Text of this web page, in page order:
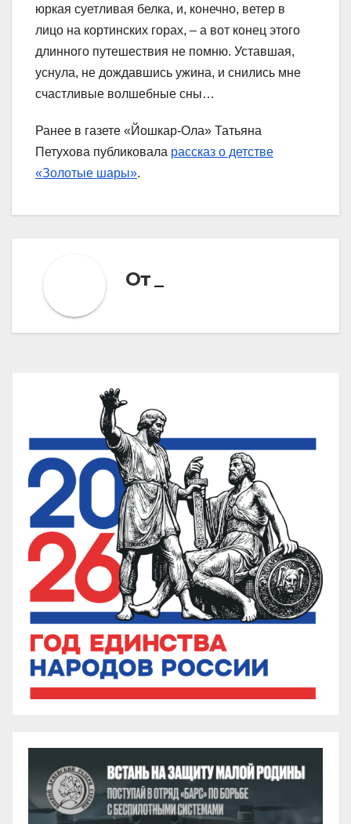
юркая суетливая белка, и, конечно, ветер в
лицо на кортинских горах, – а вот конец этого
длинного путешествия не помню. Уставшая,
уснула, не дождавшись ужина, и снились мне
счастливые волшебные сны…
Ранее в газете «Йошкар-Ола» Татьяна
Петухова публиковала рассказ о детстве
«Золотые шары».
От_